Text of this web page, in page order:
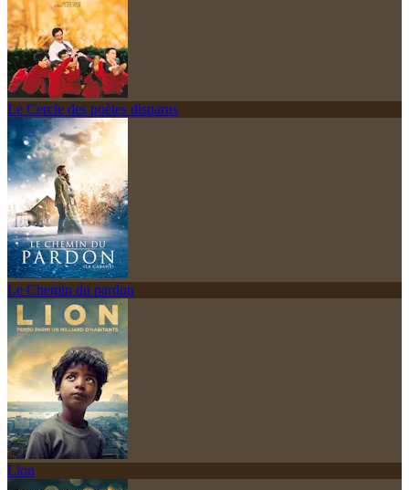
Le Cercle des poètes disparus
Le Chemin du pardon
Lion